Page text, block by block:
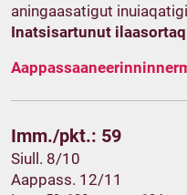
aningaasatigut
Inatsisartunut
Imm./pkt.: 59
Siull. 8/10
Aappass. 12/11